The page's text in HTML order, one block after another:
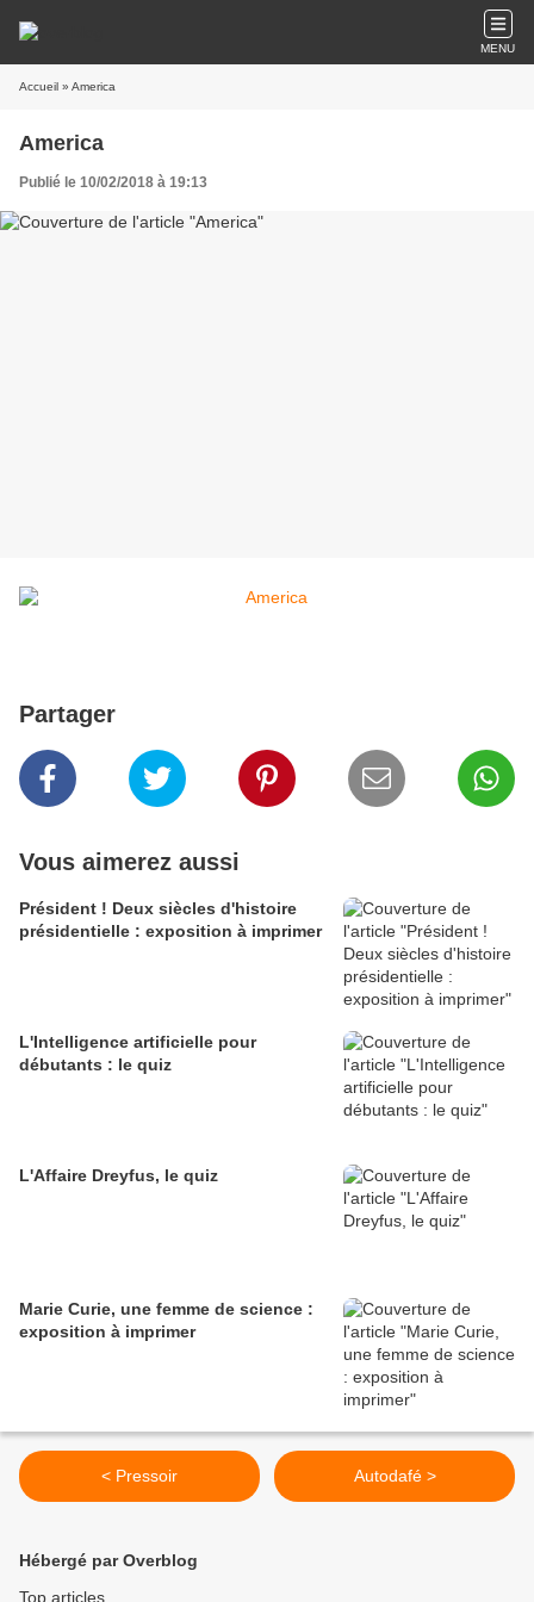
MENU
Accueil » America
America
Publié le 10/02/2018 à 19:13
Partager
Vous aimerez aussi
Président ! Deux siècles d'histoire
présidentielle : exposition à imprimer
L'Intelligence artificielle pour
débutants : le quiz
L'Affaire Dreyfus, le quiz
Marie Curie, une femme de science :
exposition à imprimer
< Pressoir Autodafé >
Hébergé par Overblog
Top articles